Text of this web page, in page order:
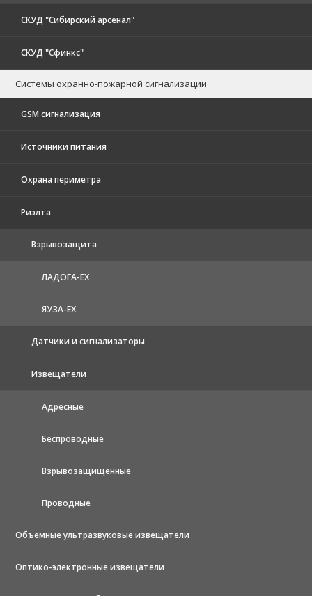
СКУД "Сибирский арсенал"
СКУД "Сфинкс"
Системы охранно-пожарной сигнализации
GSM сигнализация
Источники питания
Охрана периметра
Риэлта
Взрывозащита
ЛАДОГА-EX
ЯУЗА-ЕХ
Датчики и сигнализаторы
Извещатели
Адресные
Беспроводные
Взрывозащищенные
Проводные
Объемные ультразвуковые извещатели
Оптико-электронные извещатели